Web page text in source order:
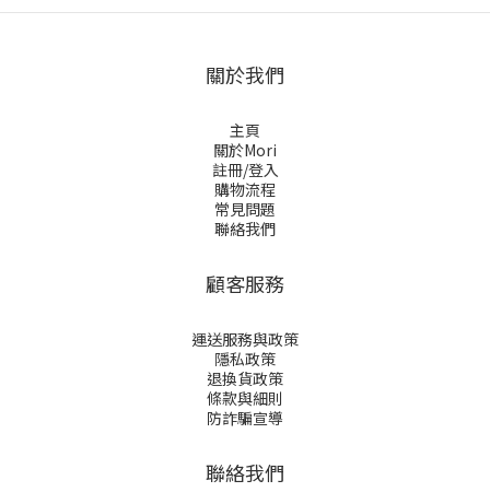
關於我們
主頁
關於Mori
註冊/登入
購物流程
常見問題
聯絡我們
顧客服務
運送服務與政策
隱私政策
退換貨政策
條款與細則
防詐騙宣導
聯絡我們